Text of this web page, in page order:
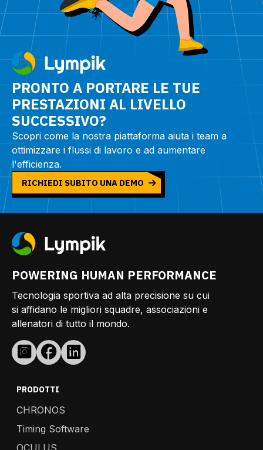
PRONTO A PORTARE LE TUE
PRESTAZIONI AL LIVELLO
SUCCESSIVO?
Scopri come la nostra piattaforma aiuta i team a
ottimizzare i flussi di lavoro e ad aumentare
l'efficienza.
RICHIEDI SUBITO UNA DEMO
POWERING HUMAN PERFORMANCE
Tecnologia sportiva ad alta precisione su cui
si affidano le migliori squadre, associazioni e
allenatori di tutto il mondo.
PRODOTTI
CHRONOS
Timing Software
OCULUS